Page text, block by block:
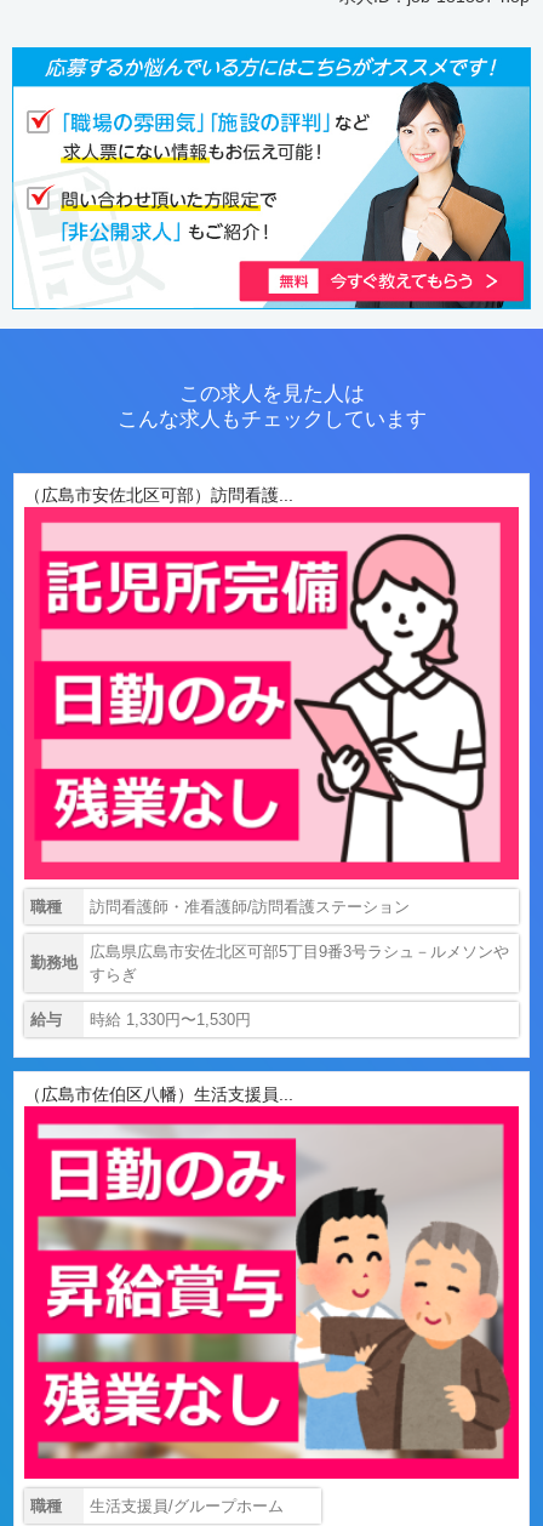
この求人を見た人は
こんな求人もチェックしています
（広島市安佐北区可部）訪問看護...
職種 訪問看護師・准看護師/訪問看護ステーション
勤務地
広島県広島市安佐北区可部5丁目9番3号ラシュ－ルメソンや
すらぎ
給与 時給 1,330円〜1,530円
（広島市佐伯区八幡）生活支援員...
職種 生活支援員/グループホーム